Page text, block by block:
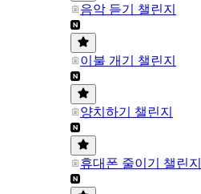
음악 듣기 챌린지
이불 개기 챌린지
양치하기 챌린지
휴대폰 줄이기 챌린지